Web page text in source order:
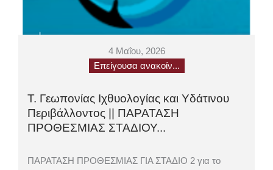
4 Μαΐου, 2026
Επείγουσα ανακοίν...
Τ. Γεωπονίας Ιχθυολογίας και Υδάτινου
Περιβάλλοντος || ΠΑΡΑΤΑΣΗ
ΠΡΟΘΕΣΜΙΑΣ ΣΤΑΔΙΟΥ...
ΠΑΡΑΤΑΣΗ ΠΡΟΘΕΣΜΙΑΣ ΓΙΑ ΣΤΑΔΙΟ 2 για το